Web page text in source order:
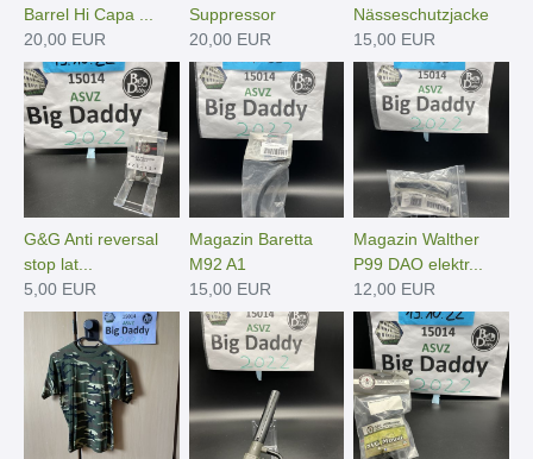
Barrel Hi Capa ...
20,00 EUR
Suppressor
20,00 EUR
Nässeschutzjacke
15,00 EUR
G&G Anti reversal
stop lat...
5,00 EUR
Magazin Baretta
M92 A1
15,00 EUR
Magazin Walther
P99 DAO elektr...
12,00 EUR